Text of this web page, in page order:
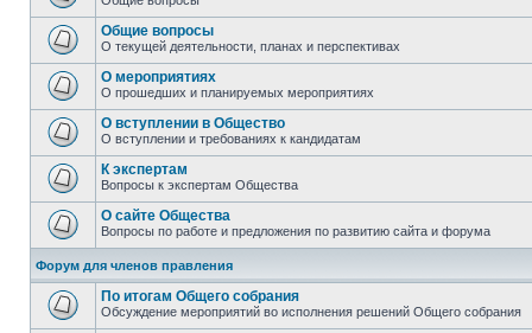
Общие вопросы
О текущей деятельности, планах и перспективах
О мероприятиях
О прошедших и планируемых мероприятиях
О вступлении в Общество
О вступлении и требованиях к кандидатам
К экспертам
Вопросы к экспертам Общества
О сайте Общества
Вопросы по работе и предложения по развитию сайта и форума
Форум для членов правления
По итогам Общего собрания
Обсуждение мероприятий во исполнения решений Общего собрания